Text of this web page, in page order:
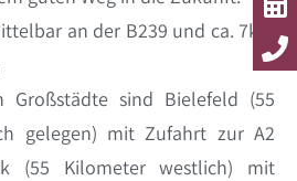
an der B239 und ca. 7km
Großstädte sind Bielefeld (55
gelegen) mit Zufahrt zur A2
(55 Kilometer westlich) mit